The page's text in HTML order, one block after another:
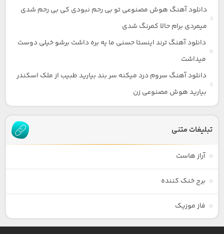
دانلود آهنگ هوش مصنوعی تو بی رحم نبودی کی بی رحم شدی
میمردی برام حالا کمرنگ شدی
دانلود آهنگ ترند اینستا حسنی ما یه بره داشت برشو خیلی دوست
میداشت
دانلود آهنگ سروم درد میکنه سر بند بیارید طبیب از ملک اسکندر
بیارید هوش مصنوعی زن
تبلیغات متنی
آراز هاست
برج خنک کننده
فاز موزیک